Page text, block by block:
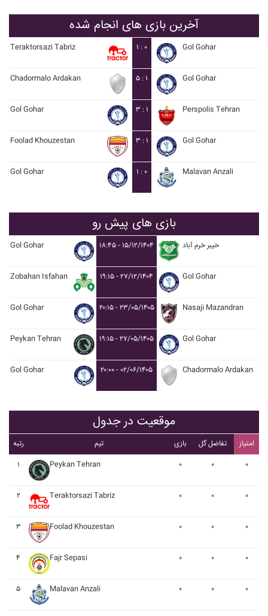
آخرین بازی های انجام شده
Teraktorsazi Tabriz ۱ : ۰ Gol Gohar
Chadormalo Ardakan ۵ : ۱ Gol Gohar
Gol Gohar ۳ : ۱ Perspolis Tehran
Foolad Khouzestan ۳ : ۱ Gol Gohar
Gol Gohar ۱ : ۰ Malavan Anzali
بازی های پیش رو
Gol Gohar ۱۸:۴۵ - ۱۵/۱۲/۱۴۰۴ خيبر خرم آباد
Zobahan Isfahan ۱۹:۱۵ - ۲۷/۱۲/۱۴۰۴ Gol Gohar
Gol Gohar ۲۰:۱۵ - ۲۳/۰۵/۱۴۰۵ Nasaji Mazandran
Peykan Tehran ۱۹:۱۵ - ۲۷/۰۵/۱۴۰۵ Gol Gohar
Gol Gohar ۲۰:۰۰ - ۰۲/۰۶/۱۴۰۵ Chadormalo Ardakan
موقعیت در جدول
رتبه تیم بازی تفاضل گل
امتیاز
۱
Peykan Tehran ۰ ۰ ۰
۲ Teraktorsazi Tabriz ۰ ۰ ۰
۳ Foolad Khouzestan ۰ ۰ ۰
۴ Fajr Sepasi ۰ ۰ ۰
۵ Malavan Anzali ۰ ۰ ۰